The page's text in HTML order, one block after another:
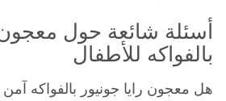
أسئلة شائعة حول معجون
بالفواكه للأطفال
هل معجون رايا جونيور بالفواكه